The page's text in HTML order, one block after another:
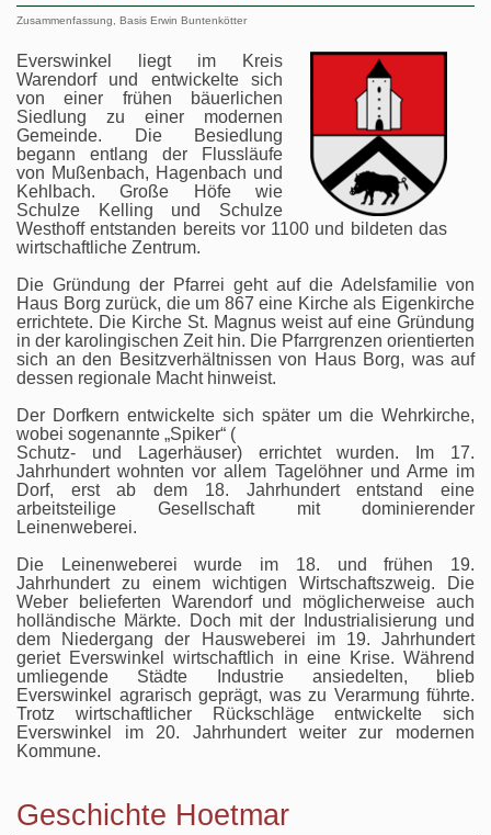
Zusammenfassung, Basis Erwin Buntenkötter
Everswinkel liegt im Kreis
Warendorf und entwickelte sich
von einer frühen bäuerlichen
Siedlung zu einer modernen
Gemeinde. Die Besiedlung
begann entlang der Flussläufe
von Mußenbach, Hagenbach und
Kehlbach. Große Höfe wie
Schulze Kelling und Schulze
Westhoff entstanden bereits vor 1100 und bildeten das
wirtschaftliche Zentrum.
Die Gründung der Pfarrei geht auf die Adelsfamilie von
Haus Borg zurück, die um 867 eine Kirche als Eigenkirche
errichtete. Die Kirche St. Magnus weist auf eine Gründung
in der karolingischen Zeit hin. Die Pfarrgrenzen orientierten
sich an den Besitzverhältnissen von Haus Borg, was auf
dessen regionale Macht hinweist.
Der Dorfkern entwickelte sich später um die Wehrkirche,
wobei sogenannte „Spiker“ (
Schutz- und Lagerhäuser) errichtet wurden. Im 17.
Jahrhundert wohnten vor allem Tagelöhner und Arme im
Dorf, erst ab dem 18. Jahrhundert entstand eine
arbeitsteilige Gesellschaft mit dominierender
Leinenweberei.
Die Leinenweberei wurde im 18. und frühen 19.
Jahrhundert zu einem wichtigen Wirtschaftszweig. Die
Weber belieferten Warendorf und möglicherweise auch
holländische Märkte. Doch mit der Industrialisierung und
dem Niedergang der Hausweberei im 19. Jahrhundert
geriet Everswinkel wirtschaftlich in eine Krise. Während
umliegende Städte Industrie ansiedelten, blieb
Everswinkel agrarisch geprägt, was zu Verarmung führte.
Trotz wirtschaftlicher Rückschläge entwickelte sich
Everswinkel im 20. Jahrhundert weiter zur modernen
Kommune.
Geschichte Hoetmar